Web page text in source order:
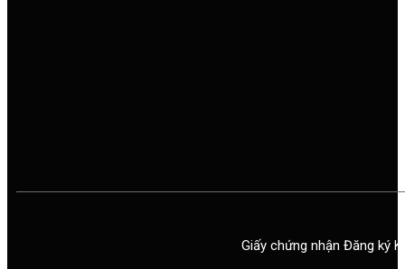
Giấy chứng nhận Đăng ký